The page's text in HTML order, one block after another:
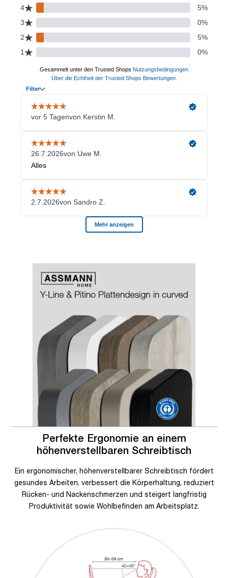
Perfekte Ergonomie an einem
höhenverstellbaren Schreibtisch
Ein ergonomischer, höhenverstellbarer Schreibtisch fördert
gesundes Arbeiten, verbessert die Körperhaltung, reduziert
Rücken- und Nackenschmerzen und steigert langfristig
Produktivität sowie Wohlbefinden am Arbeitsplatz.